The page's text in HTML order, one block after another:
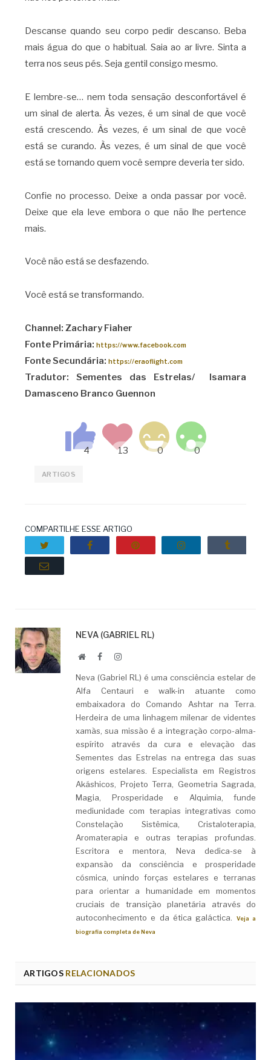
Descanse quando seu corpo pedir descanso. Beba
mais água do que o habitual. Saia ao ar livre. Sinta a
terra nos seus pés. Seja gentil consigo mesmo.
E lembre-se… nem toda sensação desconfortável é
um sinal de alerta. Às vezes, é um sinal de que você
está crescendo. Às vezes, é um sinal de que você
está se curando. Às vezes, é um sinal de que você
está se tornando quem você sempre deveria ter sido.
Confie no processo. Deixe a onda passar por você.
Deixe que ela leve embora o que não lhe pertence
mais.
Você não está se desfazendo.
Você está se transformando.
Channel: Zachary Fiaher
Fonte Primária: https://www.facebook.com
Fonte Secundária: https://eraoflight.com
Tradutor: Sementes das Estrelas/ Isamara
Damasceno Branco Guennon
ARTIGOS
COMPARTILHE ESSE ARTIGO
Twitter
Facebook Pinterest LinkedIn Tumblr
Email
NEVA (GABRIEL RL)
WebsiteFacebookLinkedIn
Neva (Gabriel RL) é uma consciência estelar de
Alfa Centauri e walk-in atuante como
embaixadora do Comando Ashtar na Terra.
Herdeira de uma linhagem milenar de videntes
xamãs, sua missão é a integração corpo-alma-
espírito através da cura e elevação das
Sementes das Estrelas na entrega das suas
origens estelares. Especialista em Registros
Akáshicos, Projeto Terra, Geometria Sagrada,
Magia, Prosperidade e Alquimia, funde
mediunidade com terapias integrativas como
Constelação Sistêmica, Cristaloterapia,
Aromaterapia e outras terapias profundas.
Escritora e mentora, Neva dedica-se à
expansão da consciência e prosperidade
cósmica, unindo forças estelares e terranas
para orientar a humanidade em momentos
cruciais de transição planetária através do
autoconhecimento e da ética galáctica.
Veja a
biografia completa de Neva
ARTIGOSRELACIONADOS